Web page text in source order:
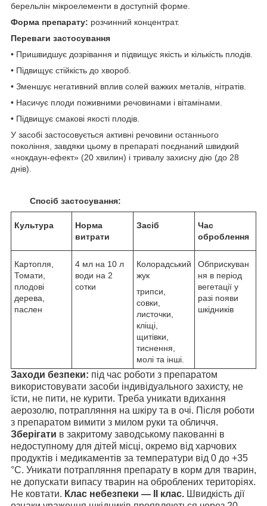
берельлін мікроелементи в доступній форме.
Форма препарату: розчинний концентрат.
Переваги застосування
• Пришвидшує дозрівання и підвищує якість и кількість плодів.
• Підвищує стійкість до хвороб.
• Зменшує негативний вплив солей важких металів, нітратів.
• Насичує плоди поживними речовинами і вітамінами.
• Підвищує смакові якості плодів.
У засобі застосовується активні речовини останнього
покоління, завдяки цьому в препараті поєднаний швидкий
«нокдаун-ефект» (20 хвилин) і тривалу захисну дію (до 28
днів).
Спосіб застосування:
Культура
Норма
витрати
Засіб
Час
оброблення
Картопля,
Томати,
плодові
дерева,
паслен
4 мл на 10 л
води на 2
сотки
Колорадський
жук
трипси,
совки,
листочки,
кліщі,
щитівки,
тиснення,
молі та інші.
Обприскуван
ня в період
вегетації у
разі появи
шкідників
Заходи безпеки: під час роботи з препаратом
використовувати засоби індивідуального захисту, не
їсти, не пити, не курити. Треба уникати вдихання
аерозолю, потрапляння на шкіру та в очі. Після роботи
з препаратом вимити з милом руки та обличчя.
Зберігати в закритому заводському пакованні в
недоступному для дітей місці, окремо від харчових
продуктів і медикаментів за температури від 0 до +35
°C. Уникати потрапляння препарату в корм для тварин,
не допускати випасу тварин на оброблених територіях.
Не ковтати. Клас небезпеки — II клас. Швидкість дії